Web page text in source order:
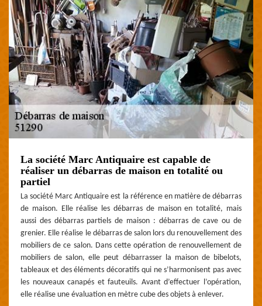
La société Marc Antiquaire est capable de
réaliser un débarras de maison en totalité ou
partiel
La société Marc Antiquaire est la référence en matière de débarras
de maison. Elle réalise les débarras de maison en totalité, mais
aussi des débarras partiels de maison : débarras de cave ou de
grenier. Elle réalise le débarras de salon lors du renouvellement des
mobiliers de ce salon. Dans cette opération de renouvellement de
mobiliers de salon, elle peut débarrasser la maison de bibelots,
tableaux et des éléments décoratifs qui ne s’harmonisent pas avec
les nouveaux canapés et fauteuils. Avant d’effectuer l’opération,
elle réalise une évaluation en mètre cube des objets à enlever.